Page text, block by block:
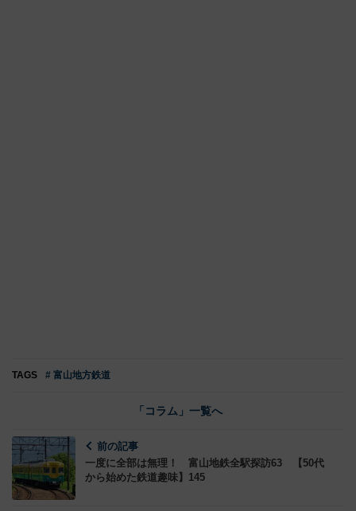
TAGS # 富山地方鉄道
「コラム」一覧へ
前の記事
一度に全部は無理！ 富山地鉄全駅探訪63 【50代
から始めた鉄道趣味】145